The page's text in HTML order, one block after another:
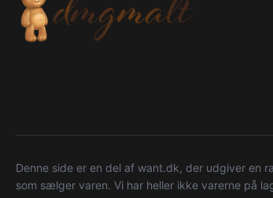
Denne side er en del af want.dk, der udgiver en
som sælger varen. Vi har heller ikke varerne på